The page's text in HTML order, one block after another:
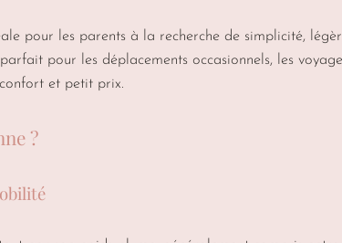
pour les parents à la recherche de simplicité,
pour les déplacements occasionnels, les
et petit prix.
?